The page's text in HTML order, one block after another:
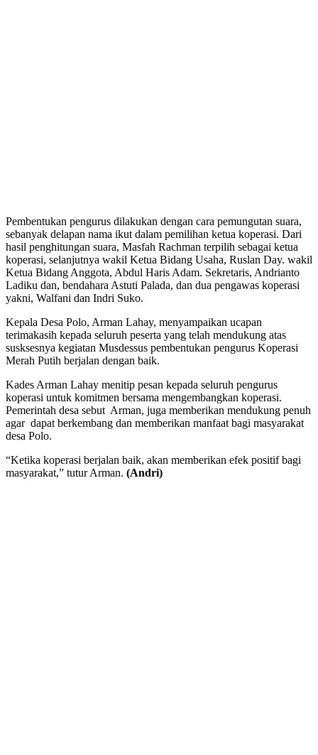
Pembentukan pengurus dilakukan dengan cara pemungutan suara,
sebanyak delapan nama ikut dalam pemilihan ketua koperasi. Dari
hasil penghitungan suara, Masfah Rachman terpilih sebagai ketua
koperasi, selanjutnya wakil Ketua Bidang Usaha, Ruslan Day. wakil
Ketua Bidang Anggota, Abdul Haris Adam. Sekretaris, Andrianto
Ladiku dan, bendahara Astuti Palada, dan dua pengawas koperasi
yakni, Walfani dan Indri Suko.
Kepala Desa Polo, Arman Lahay, menyampaikan ucapan
terimakasih kepada seluruh peserta yang telah mendukung atas
susksesnya kegiatan Musdessus pembentukan pengurus Koperasi
Merah Putih berjalan dengan baik.
Kades Arman Lahay menitip pesan kepada seluruh pengurus
koperasi untuk komitmen bersama mengembangkan koperasi.
Pemerintah desa sebut Arman, juga memberikan mendukung penuh
agar dapat berkembang dan memberikan manfaat bagi masyarakat
desa Polo.
“Ketika koperasi berjalan baik, akan memberikan efek positif bagi
masyarakat,” tutur Arman. (Andri)